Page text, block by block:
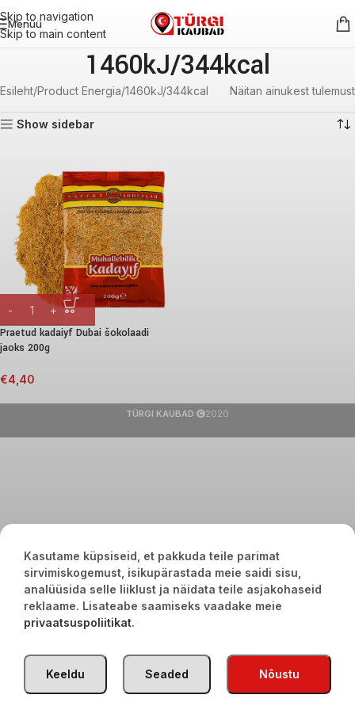
Skip to navigation
Skip to main content
Menüü
1460kJ/344kcal
Esileht Product Energia 1460kJ/344kcal Näitan ainukest tulemust
Show sidebar
Praetud kadaiyf Dubai šokolaadi
jaoks 200g
€4,40
TÜRGI KAUBAD 2020
Kasutame küpsiseid, et pakkuda teile parimat
sirvimiskogemust, isikupärastada meie saidi sisu,
analüüsida selle liiklust ja näidata teile asjakohaseid
reklaame. Lisateabe saamiseks vaadake meie
privaatsuspoliitikat.
Nõustu
Seaded
Keeldu